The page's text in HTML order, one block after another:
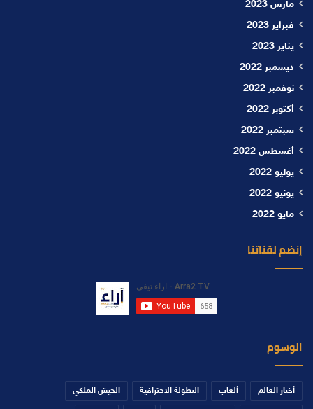
مارس 2023
فبراير 2023
يناير 2023
ديسمبر 2022
نوفمبر 2022
أكتوبر 2022
سبتمبر 2022
أغسطس 2022
يوليو 2022
يونيو 2022
مايو 2022
إنضم لقناتنا
الوسوم
أخبار العالم ألعاب البطولة الاحترافية الجيش الملكي